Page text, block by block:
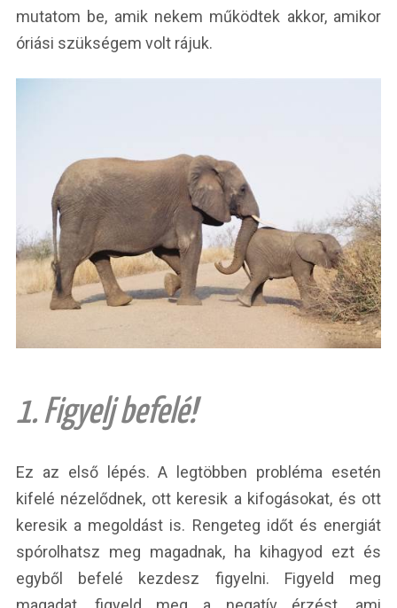
mutatom be, amik nekem működtek akkor, amikor
óriási szükségem volt rájuk.
1. Figyelj befelé!
Ez az első lépés. A legtöbben probléma esetén
kifelé nézelődnek, ott keresik a kifogásokat, és ott
keresik a megoldást is. Rengeteg időt és energiát
spórolhatsz meg magadnak, ha kihagyod ezt és
egyből befelé kezdesz figyelni. Figyeld meg